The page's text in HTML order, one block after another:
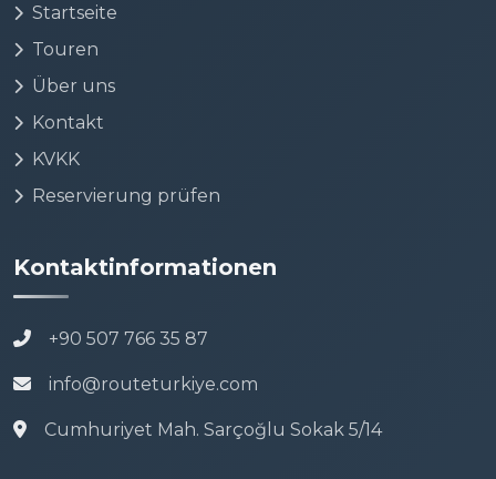
Startseite
Touren
Über uns
Kontakt
KVKK
Reservierung prüfen
Kontaktinformationen
+90 507 766 35 87
info@routeturkiye.com
Cumhuriyet Mah. Sarçoğlu Sokak 5/14